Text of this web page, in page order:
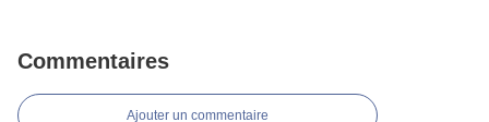
Commentaires
Ajouter un commentaire